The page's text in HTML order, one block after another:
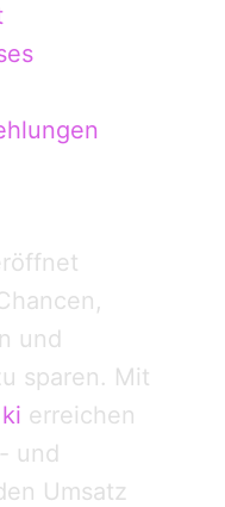
und
sparen. Mit
erreichen
und
Umsatz